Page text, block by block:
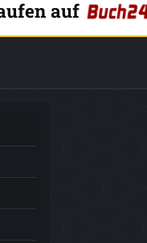
auf